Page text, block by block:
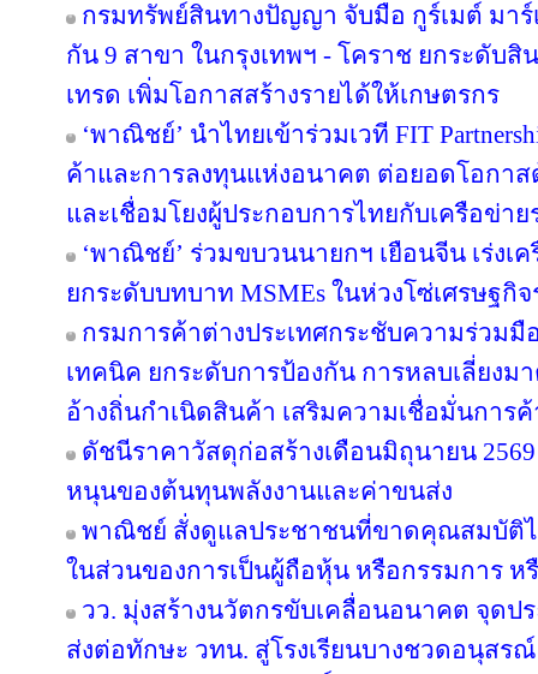
กรมทรัพย์สินทางปัญญา จับมือ กูร์เมต์ มา
กัน 9 สาขา ในกรุงเทพฯ - โคราช ยกระดับ
เทรด เพิ่มโอกาสสร้างรายได้ให้เกษตรกร
‘พาณิชย์’ นำไทยเข้าร่วมเวที FIT
ค้าและการลงทุนแห่งอนาคต ต่อยอดโอกา
และเชื่อมโยงผู้ประกอบการไทยกับเครือข่าย
‘พาณิชย์’ ร่วมขบวนนายกฯ เยือนจีน เร่ง
ยกระดับบทบาท MSMEs ในห่วงโซ่เศรษฐกิ
กรมการค้าต่างประเทศกระชับความร่วมมื
เทคนิค ยกระดับการป้องกัน การหลบเลี่ยงม
อ้างถิ่นกำเนิดสินค้า เสริมความเชื่อมั่นการค้
ดัชนีราคาวัสดุก่อสร้างเดือนมิถุนายน
หนุนของต้นทุนพลังงานและค่าขนส่ง
พาณิชย์ สั่งดูแลประชาชนที่ขาดคุณสมบัติ
ในส่วนของการเป็นผู้ถือหุ้น หรือกรรมการ
วว. มุ่งสร้างนวัตกรขับเคลื่อนอนาคต จุดป
ส่งต่อทักษะ วทน. สู่โรงเรียนบางชวดอนุสรณ์